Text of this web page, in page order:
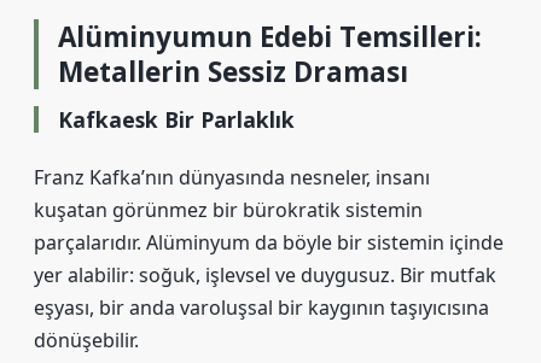
Alüminyumun Edebi Temsilleri:
Metallerin Sessiz Draması
Kafkaesk Bir Parlaklık
Franz Kafka’nın dünyasında nesneler, insanı
kuşatan görünmez bir bürokratik sistemin
parçalarıdır. Alüminyum da böyle bir sistemin içinde
yer alabilir: soğuk, işlevsel ve duygusuz. Bir mutfak
eşyası, bir anda varoluşsal bir kaygının taşıyıcısına
dönüşebilir.